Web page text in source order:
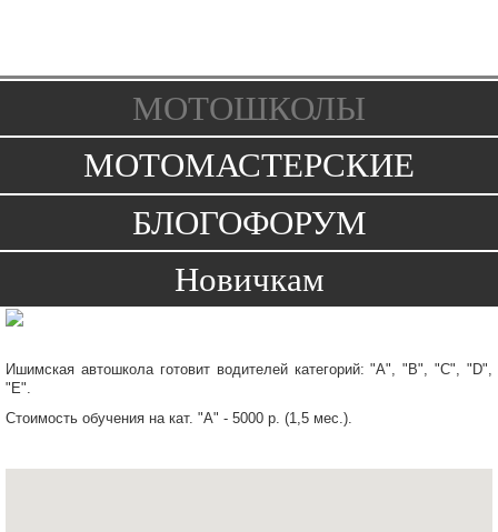
МОТОШКОЛЫ
МОТОМАСТЕРСКИЕ
БЛОГОФОРУМ
Новичкам
Ишимская автошкола готовит водителей категорий: "А", "В", "С", "D",
"Е".
Стоимость обучения на кат. "А" - 5000 р. (1,5 мес.).